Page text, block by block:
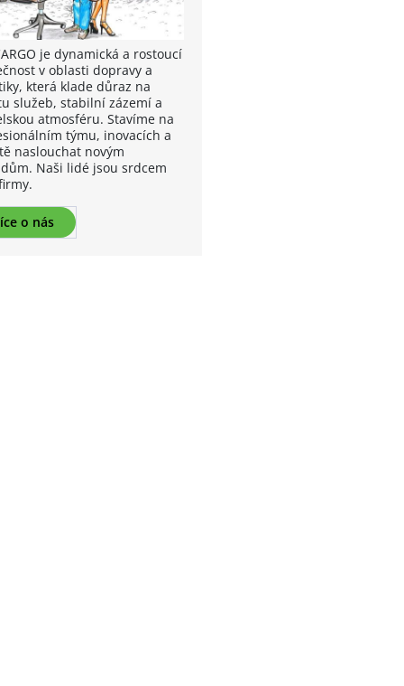
je dynamická a rostoucí
v oblasti dopravy a
která klade důraz na
služeb, stabilní zázemí a
atmosféru. Stavíme na
týmu, inovacích a
naslouchat novým
Naši lidé jsou srdcem
o nás